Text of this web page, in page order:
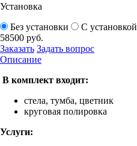
Установка
Без установки
С установкой
58500 руб.
Заказать Задать вопрос
Описание
В комплект входит:
стела, тумба, цветник
круговая полировка
Услуги: